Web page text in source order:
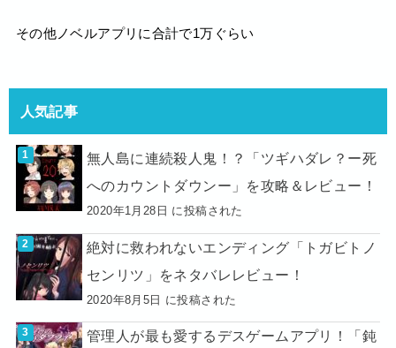
その他ノベルアプリに合計で1万ぐらい
人気記事
無人島に連続殺人鬼！？「ツギハダレ？ー死
へのカウントダウンー」を攻略＆レビュー！
2020年1月28日 に投稿された
絶対に救われないエンディング「トガビトノ
センリツ」をネタバレレビュー！
2020年8月5日 に投稿された
管理人が最も愛するデスゲームアプリ！「鈍